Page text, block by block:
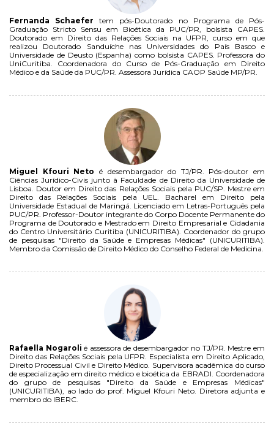
Fernanda Schaefer tem pós-Doutorado no Programa de Pós-
Graduação Stricto Sensu em Bioética da PUC/PR, bolsista CAPES.
Doutorado em Direito das Relações Sociais na UFPR, curso em que
realizou Doutorado Sanduíche nas Universidades do País Basco e
Universidade de Deusto (Espanha) como bolsista CAPES. Professora do
UniCuritiba. Coordenadora do Curso de Pós-Graduação em Direito
Médico e da Saúde da PUC/PR. Assessora Jurídica CAOP Saúde MP/PR.
Miguel Kfouri Neto é desembargador do TJ/PR. Pós-doutor em
Ciências Jurídico-Civis junto à Faculdade de Direito da Universidade de
Lisboa. Doutor em Direito das Relações Sociais pela PUC/SP. Mestre em
Direito das Relações Sociais pela UEL. Bacharel em Direito pela
Universidade Estadual de Maringá. Licenciado em Letras-Português pela
PUC/PR. Professor-Doutor integrante do Corpo Docente Permanente do
Programa de Doutorado e Mestrado em Direito Empresarial e Cidadania
do Centro Universitário Curitiba (UNICURITIBA). Coordenador do grupo
de pesquisas "Direito da Saúde e Empresas Médicas" (UNICURITIBA).
Membro da Comissão de Direito Médico do Conselho Federal de Medicina.
Rafaella Nogaroli é assessora de desembargador no TJ/PR. Mestre em
Direito das Relações Sociais pela UFPR. Especialista em Direito Aplicado,
Direito Processual Civil e Direito Médico. Supervisora acadêmica do curso
de especialização em direito médico e bioética da EBRADI. Coordenadora
do grupo de pesquisas "Direito da Saúde e Empresas Médicas"
(UNICURITIBA), ao lado do prof. Miguel Kfouri Neto. Diretora adjunta e
membro do IBERC.